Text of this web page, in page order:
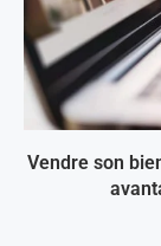
Vendre son